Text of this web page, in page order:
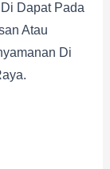
Dapat Pada
Atau
Di